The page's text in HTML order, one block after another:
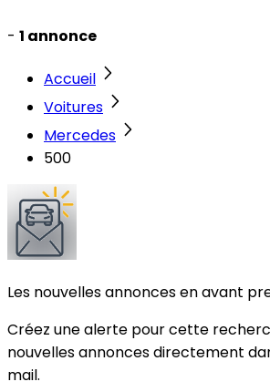
- 1 annonce
Accueil
Voitures
Mercedes
500
Les nouvelles annonces en avant
Créez une alerte pour cette
nouvelles annonces directement
mail.